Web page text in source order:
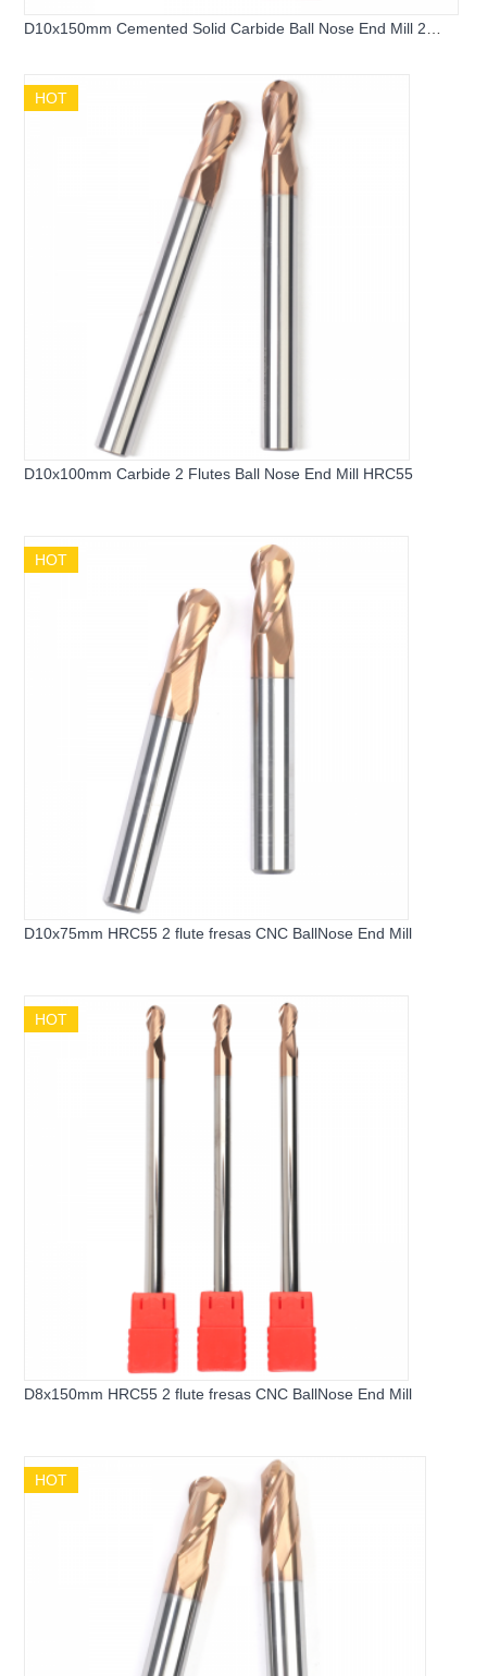
D10x150mm Cemented Solid Carbide Ball Nose End Mill 2
HOT
D10x100mm Carbide 2 Flutes Ball Nose End Mill HRC55
HOT
D10x75mm HRC55 2 flute fresas CNC BallNose End Mill
HOT
D8x150mm HRC55 2 flute fresas CNC BallNose End Mill
HOT